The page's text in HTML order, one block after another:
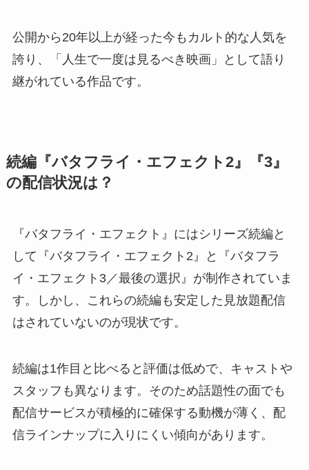
公開から20年以上が経った今もカルト的な人気を
誇り、「人生で一度は見るべき映画」として語り
継がれている作品です。
続編『バタフライ・エフェクト2』『3』
の配信状況は？
『バタフライ・エフェクト』にはシリーズ続編と
して『バタフライ・エフェクト2』と『バタフラ
イ・エフェクト3／最後の選択』が制作されていま
す。しかし、これらの続編も安定した見放題配信
はされていないのが現状です。
続編は1作目と比べると評価は低めで、キャストや
スタッフも異なります。そのため話題性の面でも
配信サービスが積極的に確保する動機が薄く、配
信ラインナップに入りにくい傾向があります。